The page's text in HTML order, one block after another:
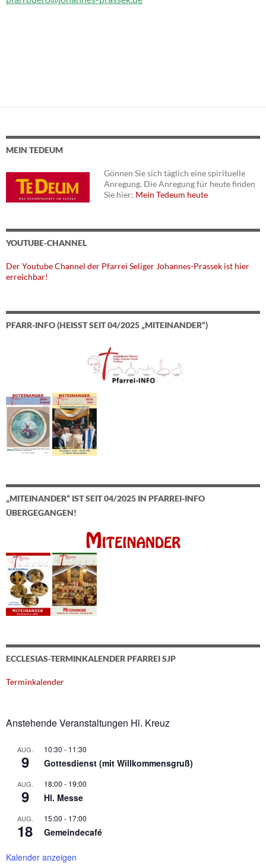
MEIN TEDEUM
Gönnen Sie sich täglich eine spirituelle
Anregung. Die Anregung für heute finden
Sie hier: Mein Tedeum heute
YOUTUBE-CHANNEL
Der Youtube Channel der Pfarrei Seliger Johannes-Prassek ist hier
erreichbar!
PFARR-INFO (HEISST SEIT 04/2025 „MITEINANDER“)
„MITEINANDER“ IST SEIT 04/2025 IN PFARREI-INFO
ÜBERGEGANGEN!
ECCLESIAS-TERMINKALENDER PFARREI SJP
Terminkalender
Anstehende Veranstaltungen Hl. Kreuz
AUG.
9
10:30 - 11:30
Gottesdienst (mit Willkommensgruß)
AUG.
9
18:00 - 19:00
Hl. Messe
AUG.
18
15:00 - 17:00
Gemeindecafé
Kalender anzeigen